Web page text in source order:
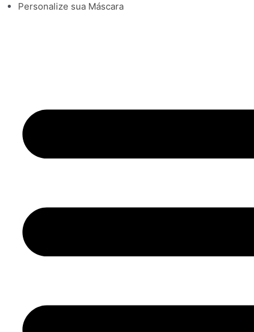
Personalize sua Máscara